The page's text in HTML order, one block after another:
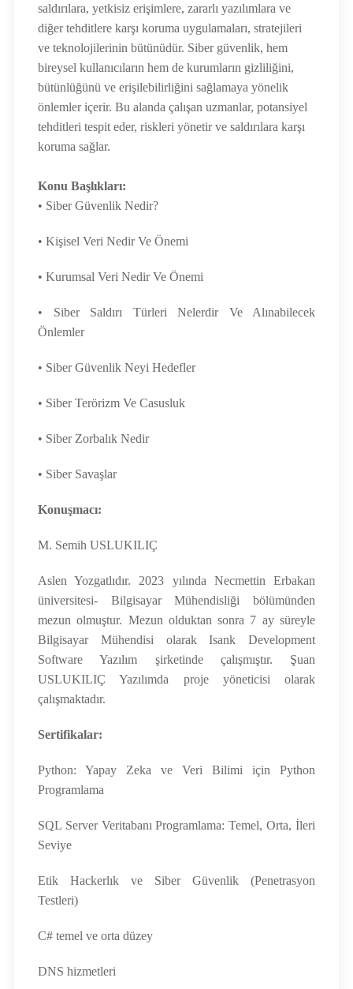
saldırılara, yetkisiz erişimlere, zararlı yazılımlara ve
diğer tehditlere karşı koruma uygulamaları, stratejileri
ve teknolojilerinin bütünüdür. Siber güvenlik, hem
bireysel kullanıcıların hem de kurumların gizliliğini,
bütünlüğünü ve erişilebilirliğini sağlamaya yönelik
önlemler içerir. Bu alanda çalışan uzmanlar, potansiyel
tehditleri tespit eder, riskleri yönetir ve saldırılara karşı
koruma sağlar.
Konu Başlıkları:
• Siber Güvenlik Nedir?
• Kişisel Veri Nedir Ve Önemi
• Kurumsal Veri Nedir Ve Önemi
• Siber Saldırı Türleri Nelerdir Ve Alınabilecek
Önlemler
• Siber Güvenlik Neyi Hedefler
• Siber Terörizm Ve Casusluk
• Siber Zorbalık Nedir
• Siber Savaşlar
Konuşmacı:
M. Semih USLUKILIÇ
Aslen Yozgatlıdır. 2023 yılında Necmettin Erbakan
üniversitesi- Bilgisayar Mühendisliği bölümünden
mezun olmuştur. Mezun olduktan sonra 7 ay süreyle
Bilgisayar Mühendisi olarak Isank Development
Software Yazılım şirketinde çalışmıştır. Şuan
USLUKILIÇ Yazılımda proje yöneticisi olarak
çalışmaktadır.
Sertifikalar:
Python: Yapay Zeka ve Veri Bilimi için Python
Programlama
SQL Server Veritabanı Programlama: Temel, Orta, İleri
Seviye
Etik Hackerlık ve Siber Güvenlik (Penetrasyon
Testleri)
C# temel ve orta düzey
DNS hizmetleri